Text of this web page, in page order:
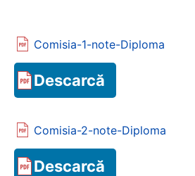
Comisia-1-note-Diploma
Descarcă
Comisia-2-note-Diploma
Descarcă